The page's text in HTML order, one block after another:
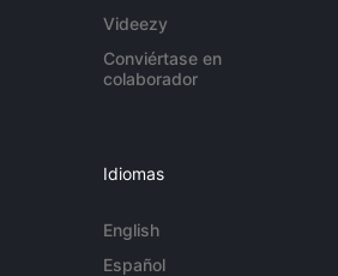
Videezy
Conviértase en
colaborador
Idiomas
English
Español